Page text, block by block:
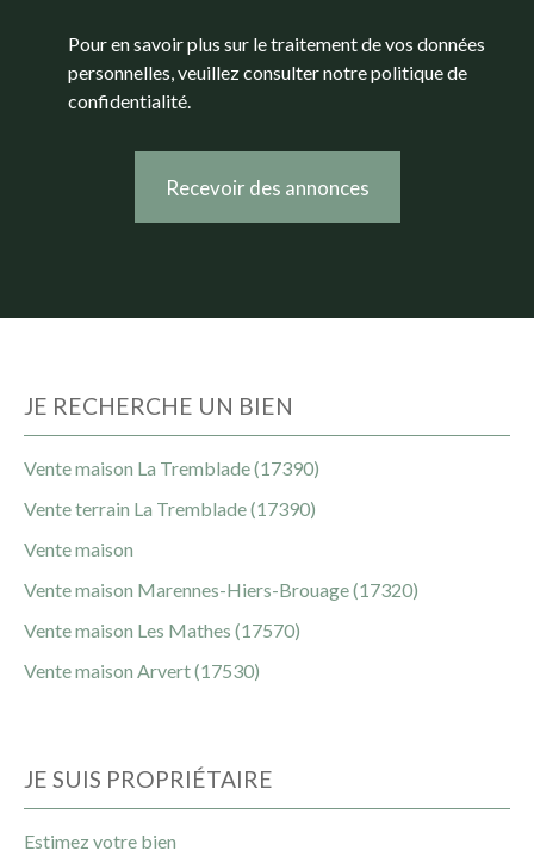
Pour en savoir plus sur le traitement de vos données
personnelles, veuillez consulter notrepolitique de
confidentialité.
Recevoir des annonces
JE RECHERCHE UN BIEN
Vente maison La Tremblade (17390)
Vente terrain La Tremblade (17390)
Vente maison
Vente maison Marennes-Hiers-Brouage (17320)
Vente maison Les Mathes (17570)
Vente maison Arvert (17530)
JE SUIS PROPRIÉTAIRE
Estimez votre bien